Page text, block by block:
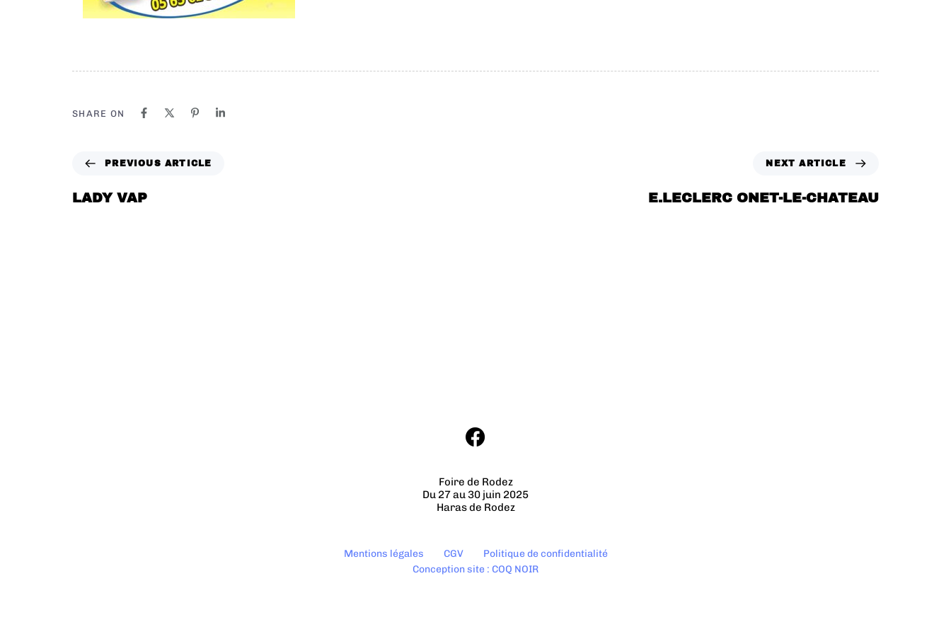
SHARE ON
PREVIOUS ARTICLE
LADY VAP
NEXT ARTICLE
E.LECLERC ONET-LE-CHATEAU
Foire de Rodez
Du 27 au 30 juin 2025
Haras de Rodez
Mentions légales CGV
Politique de confidentialité
Conception site : COQ NOIR